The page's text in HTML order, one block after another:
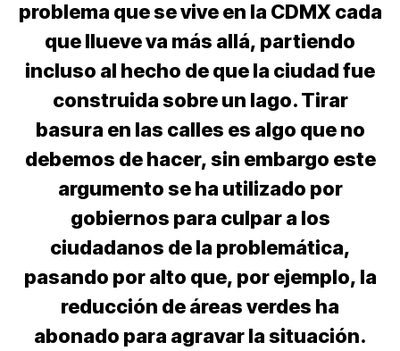
problema que se vive en la CDMX cada
que llueve va más allá, partiendo
incluso al hecho de que la ciudad fue
construida sobre un lago. Tirar
basura en las calles es algo que no
debemos de hacer, sin embargo este
argumento se ha utilizado por
gobiernos para culpar a los
ciudadanos de la problemática,
pasando por alto que, por ejemplo, la
reducción de áreas verdes ha
abonado para agravar la situación.